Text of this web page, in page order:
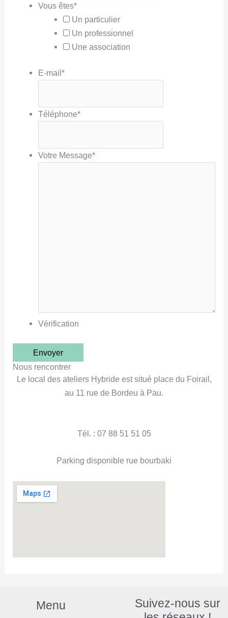
Vous êtes*
Un particulier
Un professionnel
Une association
E-mail *
Téléphone*
Votre Message*
Vérification
Nous rencontrer
Le local des ateliers Hybride est situé place du Foirail,
au 11 rue de Bordeu à Pau.
Tél. : 07 88 51 51 05
Parking disponible rue bourbaki
Menu
Suivez-nous sur